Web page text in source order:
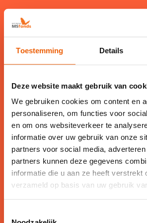
Toestemming Details
Deze website maakt gebruik van
We gebruiken cookies om content en
personaliseren, om functies voor
en om ons websiteverkeer te
informatie over uw gebruik van onze
partners voor social media,
partners kunnen deze gegevens
informatie die u aan ze heeft verstrekt
verzameld op basis van uw gebruik
Bedankt voor
donatie
Dank je wel voor jouw
Nationaal MS Fonds. Met
kunnen we ons blijven
ene droom: een toekomst